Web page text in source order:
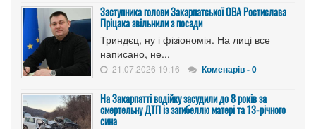
Заступника голови Закарпатської ОВА Ростислава
Пріцака звільнили з посади
Триндєц, ну і фізіономія. На лиці все
написано, не...
21.07.2026 19:16 Коменарів - 0
На Закарпатті водійку засудили до 8 років за
смертельну ДТП із загибеллю матері та 13-річного
сина